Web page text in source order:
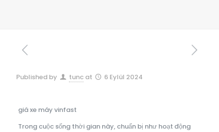
Published by tunc at 6 Eylül 2024
giá xe máy vinfast
Trong cuộc sống thời gian này, chuẩn bị như hoạt động